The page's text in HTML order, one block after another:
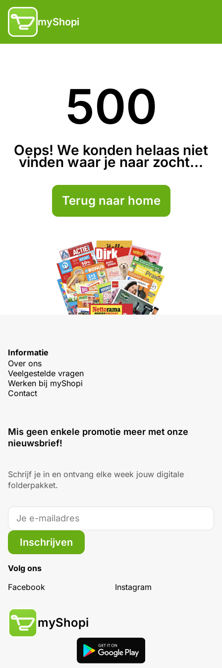
myShopi
500
Oeps! We konden helaas niet
vinden waar je naar zocht...
Terug naar home
Informatie
Over ons
Veelgestelde vragen
Werken bij myShopi
Contact
Mis geen enkele promotie meer met onze
nieuwsbrief!
Schrijf je in en ontvang elke week jouw digitale
folderpakket.
Inschrijven
Volg ons
Facebook
Instagram
myShopi